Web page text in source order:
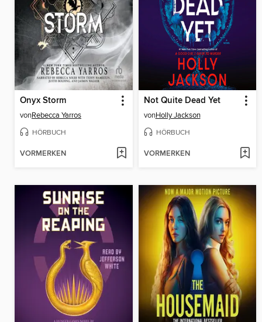
Onyx Storm
vonRebecca Yarros
HÖRBUCH
VORMERKEN
Not Quite Dead Yet
vonHolly Jackson
HÖRBUCH
VORMERKEN